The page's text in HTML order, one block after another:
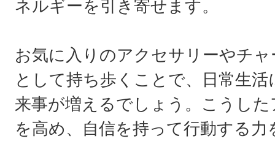
ネルギーを引き寄せます。
お気に入りのアクセサリーやチ
として持ち歩くことで、日常生
来事が増えるでしょう。こうし
を高め、自信を持って行動する